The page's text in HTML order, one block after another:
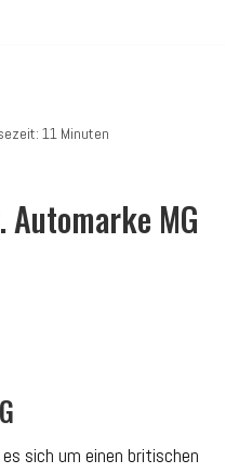
11 Minuten
MG
sich um einen britischen